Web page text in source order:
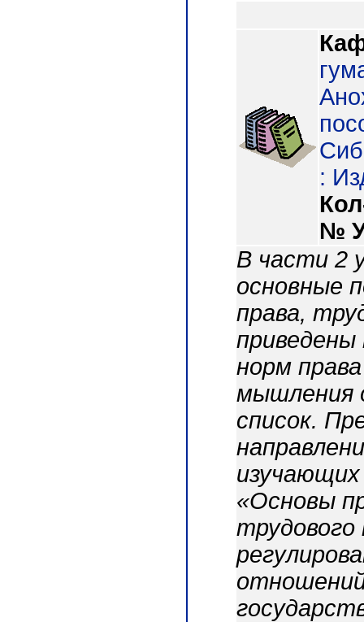
:
№
В части 2
основные
права,
приведены
норм
мышления
список.
«Основы
трудового